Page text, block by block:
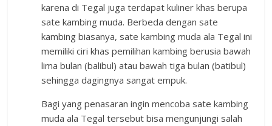
karena di Tegal juga terdapat kuliner khas berupa
sate kambing muda. Berbeda dengan sate
kambing biasanya, sate kambing muda ala Tegal ini
memiliki ciri khas pemilihan kambing berusia bawah
lima bulan (balibul) atau bawah tiga bulan (batibul)
sehingga dagingnya sangat empuk.
Bagi yang penasaran ingin mencoba sate kambing
muda ala Tegal tersebut bisa mengunjungi salah